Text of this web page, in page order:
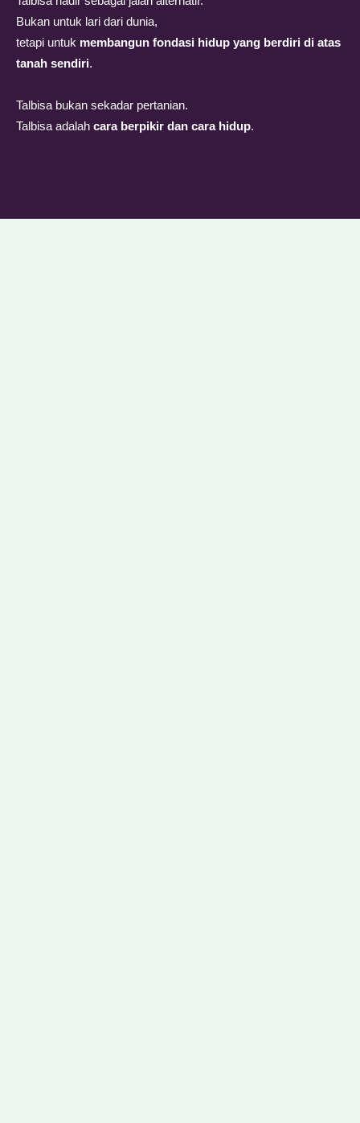
Bukan untuk lari dari dunia,
tetapi untuk membangun fondasi hidup yang berdiri di atas
tanah sendiri.
Talbisa bukan sekadar pertanian.
Talbisa adalah cara berpikir dan cara hidup.